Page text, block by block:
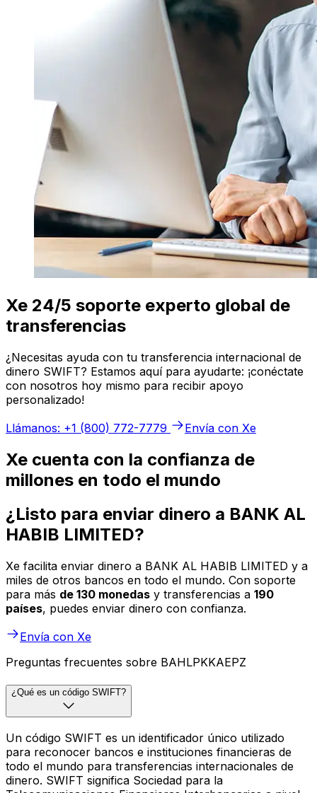
Xe 24/5 soporte experto global de
transferencias
¿Necesitas ayuda con tu transferencia internacional de
dinero SWIFT? Estamos aquí para ayudarte: ¡conéctate
con nosotros hoy mismo para recibir apoyo
personalizado!
Llámanos: +1 (800) 772-7779
Envía con Xe
Xe cuenta con la confianza de
millones en todo el mundo
¿Listo para enviar dinero a BANK AL
HABIB LIMITED?
Xe facilita enviar dinero a BANK AL HABIB LIMITED y a
miles de otros bancos en todo el mundo. Con soporte
para más de 130 monedas y transferencias a 190
países, puedes enviar dinero con confianza.
Envía con Xe
Preguntas frecuentes sobre BAHLPKKAEPZ
¿Qué es un código SWIFT?
Un código SWIFT es un identificador único utilizado
para reconocer bancos e instituciones financieras de
todo el mundo para transferencias internacionales de
dinero. SWIFT significa Sociedad para la